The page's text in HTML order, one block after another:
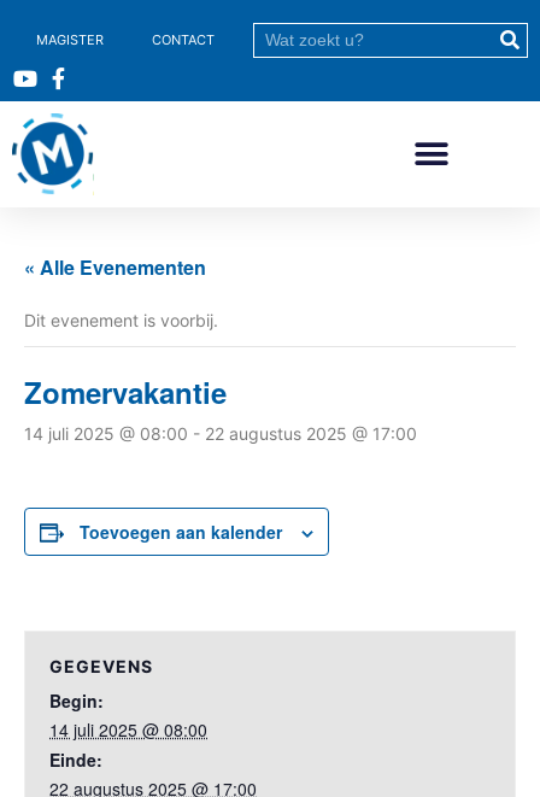
MAGISTER CONTACT
« Alle Evenementen
Dit evenement is voorbij.
Zomervakantie
14 juli 2025 @ 08:00 - 22 augustus 2025 @ 17:00
Toevoegen aan kalender
GEGEVENS
Begin:
14 juli 2025 @ 08:00
Einde:
22 augustus 2025 @ 17:00